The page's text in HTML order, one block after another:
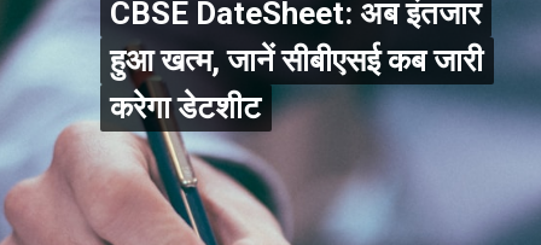
CBSE DateSheet: अब इंतजार
हुआ खत्म, जानें सीबीएसई कब जारी
करेगा डेटशीट
CBSE DateSheet: अब इंतजार
हुआ खत्म, जानें सीबीएसई कब जारी
करेगा डेटशीट